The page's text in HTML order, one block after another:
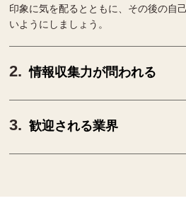
印象に気を配るとともに、その後の自
いようにしましょう。
情報収集力が問われる
歓迎される業界